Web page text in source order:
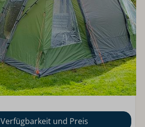
Verfügbarkeit und Preis